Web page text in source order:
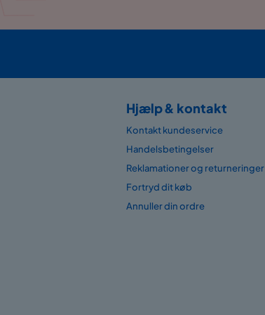
Hjælp & kontakt
Kontakt kundeservice
Handelsbetingelser
Reklamationer og returneringer
Fortryd dit køb
Annuller din ordre